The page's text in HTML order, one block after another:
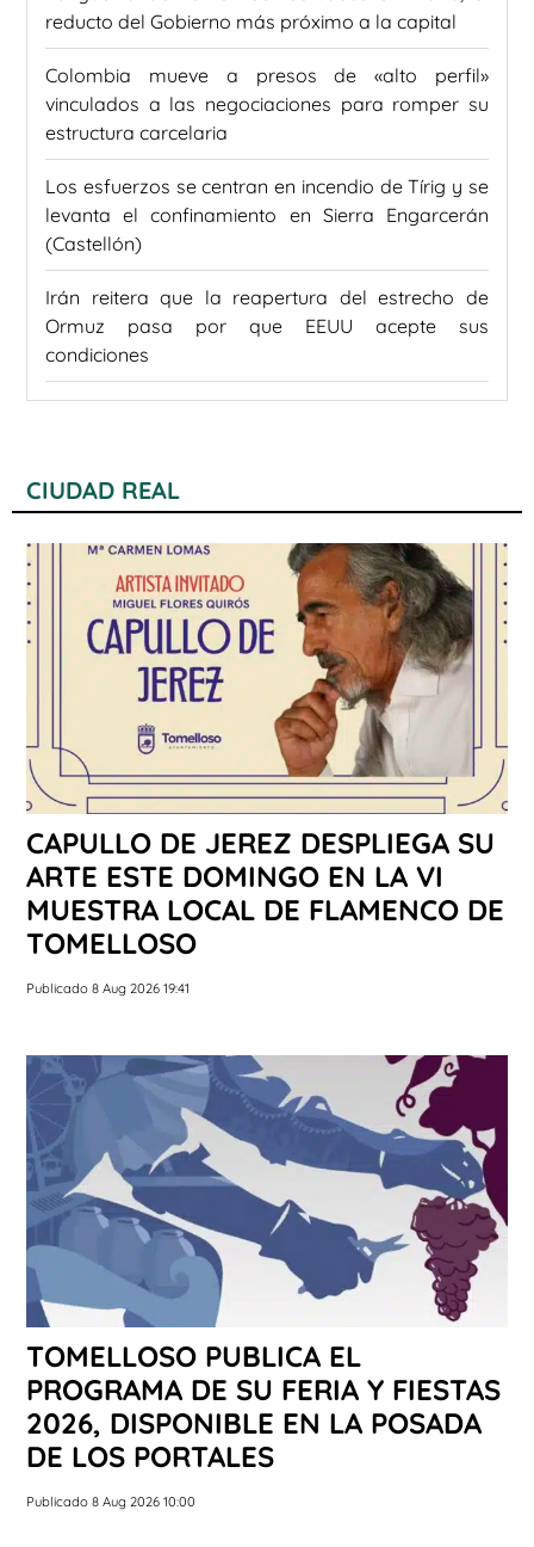
reducto del Gobierno más próximo a la capital
Colombia mueve a presos de «alto perfil»
vinculados a las negociaciones para romper su
estructura carcelaria
Los esfuerzos se centran en incendio de Tírig y se
levanta el confinamiento en Sierra Engarcerán
(Castellón)
Irán reitera que la reapertura del estrecho de
Ormuz pasa por que EEUU acepte sus
condiciones
CIUDAD REAL
CAPULLO DE JEREZ DESPLIEGA SU
ARTE ESTE DOMINGO EN LA VI
MUESTRA LOCAL DE FLAMENCO DE
TOMELLOSO
Publicado 8 Aug 2026 19:41
TOMELLOSO PUBLICA EL
PROGRAMA DE SU FERIA Y FIESTAS
2026, DISPONIBLE EN LA POSADA
DE LOS PORTALES
Publicado 8 Aug 2026 10:00